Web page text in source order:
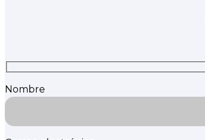
Nombre